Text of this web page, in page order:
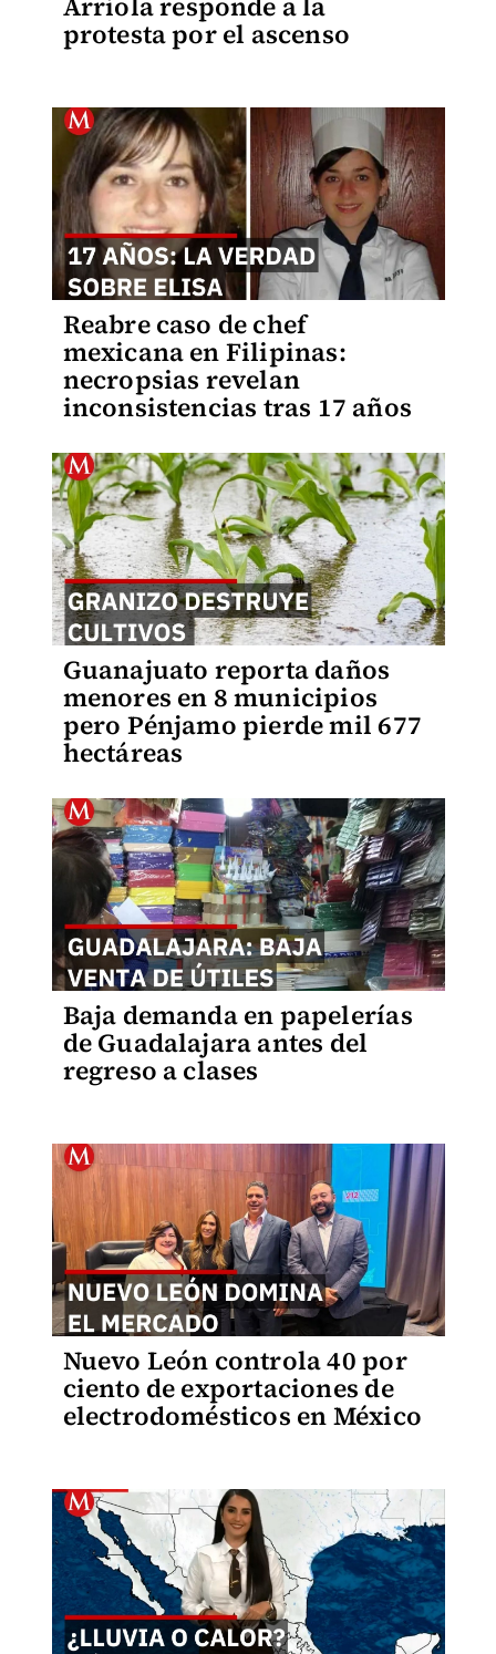
protesta por el ascenso
Reabre caso de chef
mexicana en Filipinas:
necropsias revelan
inconsistencias tras 17 años
Guanajuato reporta daños
menores en 8 municipios
pero Pénjamo pierde mil 677
hectáreas
Baja demanda en papelerías
de Guadalajara antes del
regreso a clases
Nuevo León controla 40 por
ciento de exportaciones de
electrodomésticos en México